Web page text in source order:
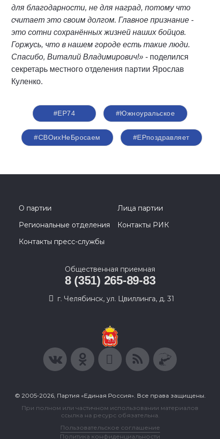
для благодарности, не для наград, потому что
считает это своим долгом. Главное признание -
это сотни сохранённых жизней наших бойцов.
Горжусь, что в нашем городе есть такие люди.
Спасибо, Виталий Владимирович!» - поделился
секретарь местного отделения партии Ярослав
Куленко.
#ЕР74 #Южноуральское
#СВОихНеБросаем #ЕРпоздравляет
О партии
Лица партии
Региональные отделения
Контакты РИК
Контакты пресс-службы
Общественная приемная
8 (351) 265-89-83
г. Челябинск, ул. Цвиллинга, д. 31
© 2005-2026, Партия «Единая Россия». Все права защищены.
При полном или частичном использовании материалов
ссылка на ресурс обязательна.
Пользовательское соглашение
Политика конфиденциальности